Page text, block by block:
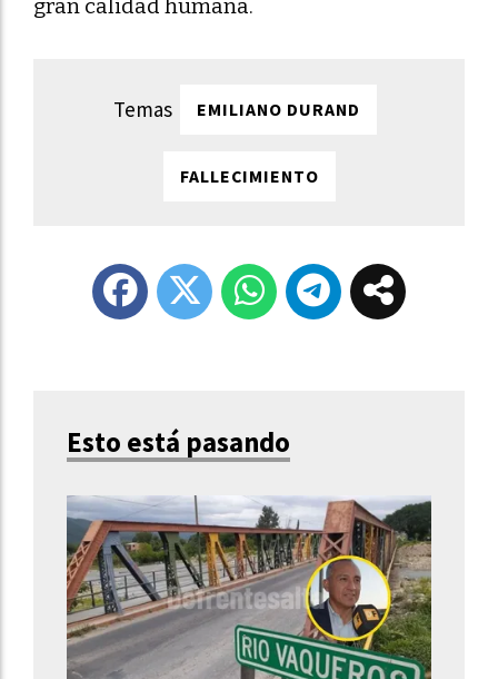
gran calidad humana.
EMILIANO DURAND
FALLECIMIENTO
Esto está pasando